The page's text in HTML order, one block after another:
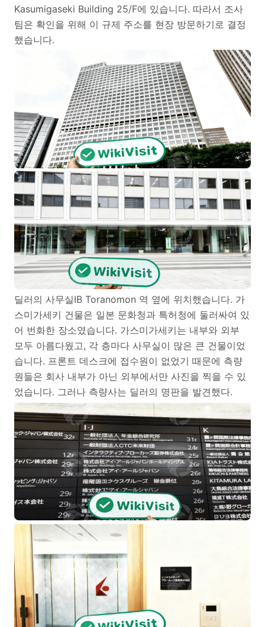
Kasumigaseki Building 25/F에 있습니다. 따라서 조사
팀은 확인을 위해 이 규제 주소를 현장 방문하기로 결정
했습니다.
딜러의 사무실IB Toranomon 역 옆에 위치했습니다. 가
스미가세키 건물은 일본 문화청과 특허청에 둘러싸여 있
어 번화한 장소였습니다. 가스미가세키는 내부와 외부
모두 아름다웠고, 각 층마다 사무실이 많은 큰 건물이었
습니다. 프론트 데스크에 접수원이 없었기 때문에 측량
원들은 회사 내부가 아닌 외부에서만 사진을 찍을 수 있
었습니다. 그러나 측량사는 딜러의 명판을 발견했다.